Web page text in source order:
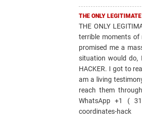
THE ONLY
THE ONLY
terrible moments
promised me a
situation would do,
HACKER. I got to
am a living
reach them
WhatsApp +1 (
coordinates-hack